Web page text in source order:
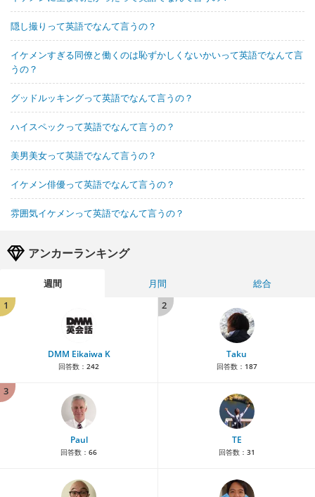
隠し撮りって英語でなんて言うの？
イケメンすぎる同僚と働くのは恥ずかしくないかいって英語でなんて言
うの？
グッドルッキングって英語でなんて言うの？
ハイスペックって英語でなんて言うの？
美男美女って英語でなんて言うの？
イケメン俳優って英語でなんて言うの？
雰囲気イケメンって英語でなんて言うの？
アンカーランキング
週間 月間
総合
1
DMM Eikaiwa K
回答数： 242
2
Taku
回答数： 187
3
Paul
回答数： 66
TE
回答数： 31